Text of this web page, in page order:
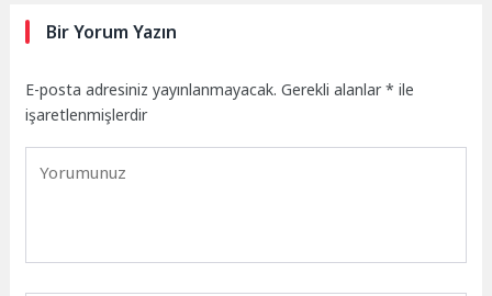
Bir Yorum Yazın
E-posta adresiniz yayınlanmayacak. Gerekli alanlar* ile
işaretlenmişlerdir